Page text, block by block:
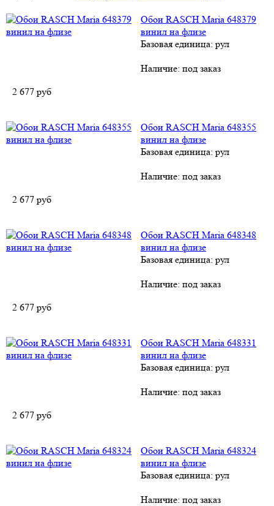
Обои RASCH Maria 648379
винил на флизе
Базовая единица: рул
Наличие: под заказ
2 677 руб
Обои RASCH Maria 648355
винил на флизе
Базовая единица: рул
Наличие: под заказ
2 677 руб
Обои RASCH Maria 648348
винил на флизе
Базовая единица: рул
Наличие: под заказ
2 677 руб
Обои RASCH Maria 648331
винил на флизе
Базовая единица: рул
Наличие: под заказ
2 677 руб
Обои RASCH Maria 648324
винил на флизе
Базовая единица: рул
Наличие: под заказ